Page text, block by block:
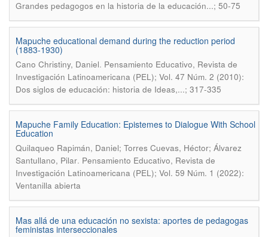
Grandes pedagogos en la historia de la educación...; 50-75
Mapuche educational demand during the reduction period
(1883-1930)
Cano Christiny, Daniel. Pensamiento Educativo, Revista de
Investigación Latinoamericana (PEL); Vol. 47 Núm. 2 (2010):
Dos siglos de educación: historia de Ideas,...; 317-335
Mapuche Family Education: Epistemes to Dialogue With School
Education
Quilaqueo Rapimán, Daniel; Torres Cuevas, Héctor; Álvarez
Santullano, Pilar. Pensamiento Educativo, Revista de
Investigación Latinoamericana (PEL); Vol. 59 Núm. 1 (2022):
Ventanilla abierta
Mas allá de una educación no sexista: aportes de pedagogas
feministas interseccionales